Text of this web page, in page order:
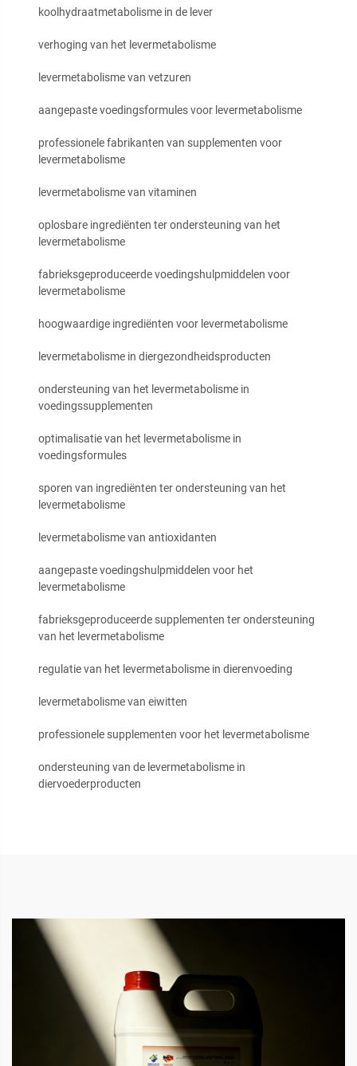
koolhydraatmetabolisme in de lever
verhoging van het levermetabolisme
levermetabolisme van vetzuren
aangepaste voedingsformules voor levermetabolisme
professionele fabrikanten van supplementen voor
levermetabolisme
levermetabolisme van vitaminen
oplosbare ingrediënten ter ondersteuning van het
levermetabolisme
fabrieksgeproduceerde voedingshulpmiddelen voor
levermetabolisme
hoogwaardige ingrediënten voor levermetabolisme
levermetabolisme in diergezondheidsproducten
ondersteuning van het levermetabolisme in
voedingssupplementen
optimalisatie van het levermetabolisme in
voedingsformules
sporen van ingrediënten ter ondersteuning van het
levermetabolisme
levermetabolisme van antioxidanten
aangepaste voedingshulpmiddelen voor het
levermetabolisme
fabrieksgeproduceerde supplementen ter ondersteuning
van het levermetabolisme
regulatie van het levermetabolisme in dierenvoeding
levermetabolisme van eiwitten
professionele supplementen voor het levermetabolisme
ondersteuning van de levermetabolisme in
diervoederproducten